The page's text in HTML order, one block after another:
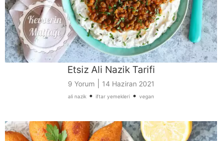
Etsiz Ali Nazik Tarifi
9 Yorum 14 Haziran 2021
ali nazik • iftar yemekleri • vegan